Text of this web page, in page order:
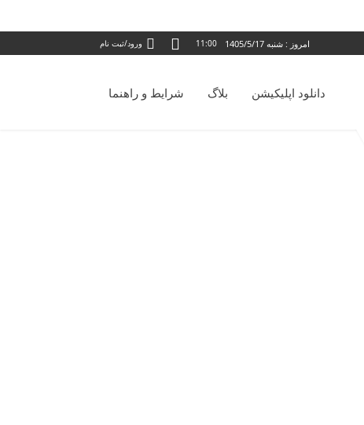
امروز : شنبه 1405/5/17 11:00 ورود/ثبت نام
دانلود اپلیکیشن بلاگ شرایط و راهنما